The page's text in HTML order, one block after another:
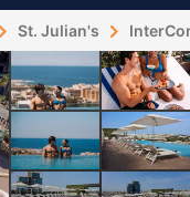
St. Julian's